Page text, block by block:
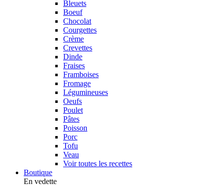
Bleuets
Boeuf
Chocolat
Courgettes
Crème
Crevettes
Dinde
Fraises
Framboises
Fromage
Légumineuses
Oeufs
Poulet
Pâtes
Poisson
Porc
Tofu
Veau
Voir toutes les recettes
Boutique
En vedette